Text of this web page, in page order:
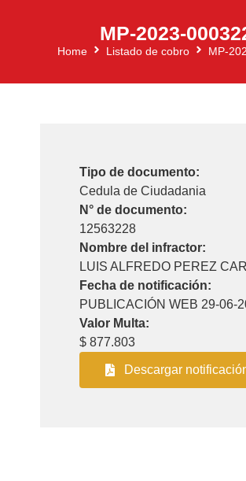
MP-2023-
Home Listado de cobro MP-
Tipo de documento:
Cedula de Ciudadania
N° de documento:
12563228
Nombre del infractor:
LUIS ALFREDO PEREZ
Fecha de notificación:
PUBLICACIÓN WEB 29-06-
Valor Multa:
$ 877.803
Descargar